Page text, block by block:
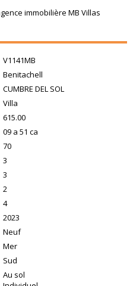
immobilière MB Villas
V1141MB
Benitachell
CUMBRE DEL SOL
Villa
615.00
09 a 51 ca
70
3
3
2
4
2023
Neuf
Mer
Sud
Au sol